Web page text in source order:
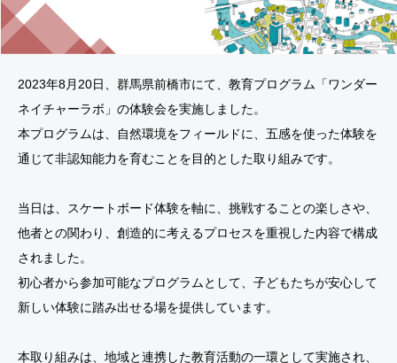
2023年8月20日、群馬県前橋市にて、教育プログラム「ワンダー
ネイチャーラボ」の体験会を実施しました。
本プログラムは、自然環境をフィールドに、五感を使った体験を
通じて非認知能力を育むことを目的とした取り組みです。
当日は、スケートボード体験を軸に、挑戦することの楽しさや、
他者との関わり、創造的に考えるプロセスを重視した内容で構成
されました。
初心者から参加可能なプログラムとして、子どもたちが安心して
新しい体験に踏み出せる場を提供しています。
本取り組みは、地域と連携した教育活動の一環として実施され、